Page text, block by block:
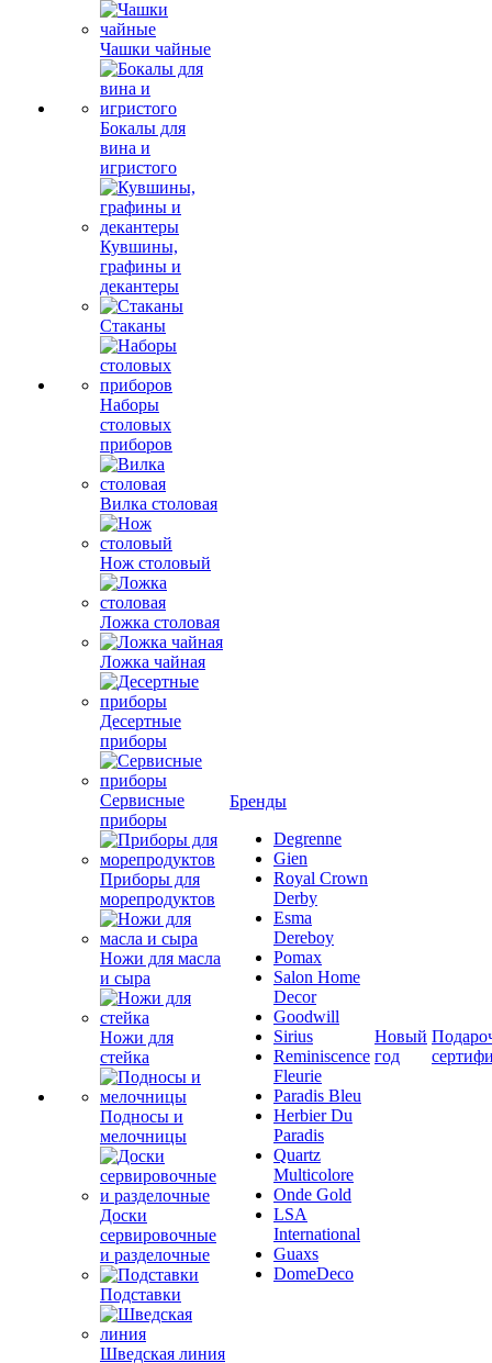
Чашки чайные
Бокалы для
вина и
игристого
Кувшины,
графины и
декантеры
Стаканы
Наборы
столовых
приборов
Вилка столовая
Нож столовый
Ложка столовая
Ложка чайная
Десертные
приборы
Сервисные
приборы
Приборы для
морепродуктов
Ножи для масла
и сыра
Ножи для
стейка
Подносы и
мелочницы
Доски
сервировочные
и разделочные
Подставки
Шведская линия
Бренды
Degrenne
Gien
Royal Crown
Derby
Esma
Dereboy
Pomax
Salon Home
Decor
Goodwill
Sirius
Reminiscence
Fleurie
Paradis Bleu
Herbier Du
Paradis
Quartz
Multicolore
Onde Gold
LSA
International
Guaxs
DomeDeco
Новый
год